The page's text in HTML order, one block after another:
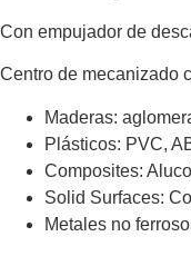
Con empujador de
Centro de mecanizado
Maderas:
Plásticos: PVC,
Composites:
Solid Surfaces:
Metales no